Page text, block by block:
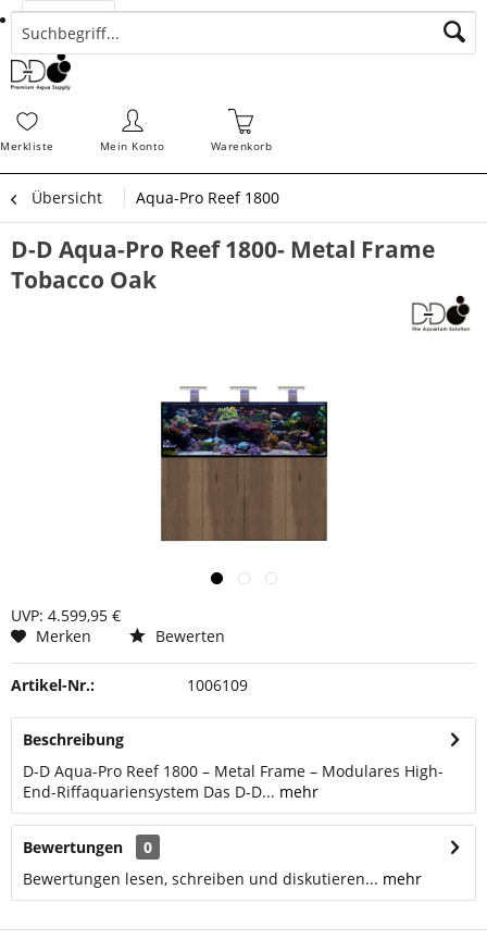
Suchen
Merkliste Mein Konto
Bestellungen Schnellerfassung
Warenkorb
Übersicht Aqua-Pro Reef 1800
D-D Aqua-Pro Reef 1800- Metal Frame
Tobacco Oak
UVP: 4.599,95 €
Merken
Bewerten
Artikel-Nr.: 1006109
Beschreibung
D-D Aqua-Pro Reef 1800 – Metal Frame – Modulares High-
End-Riffaquariensystem Das D-D... mehr
Bewertungen
0
Bewertungen lesen, schreiben und diskutieren... mehr